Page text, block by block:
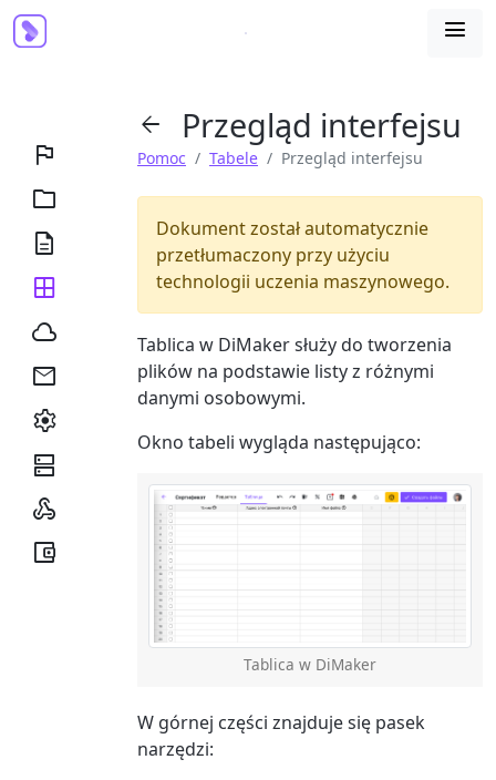











 Przegląd interfejsu
Pomoc Tabele Przegląd interfejsu
Dokument został automatycznie
przetłumaczony przy użyciu
technologii uczenia maszynowego.
Tablica w DiMaker służy do tworzenia
plików na podstawie listy z różnymi
danymi osobowymi.
Okno tabeli wygląda następująco:
Tablica w DiMaker
W górnej części znajduje się pasek
narzędzi: